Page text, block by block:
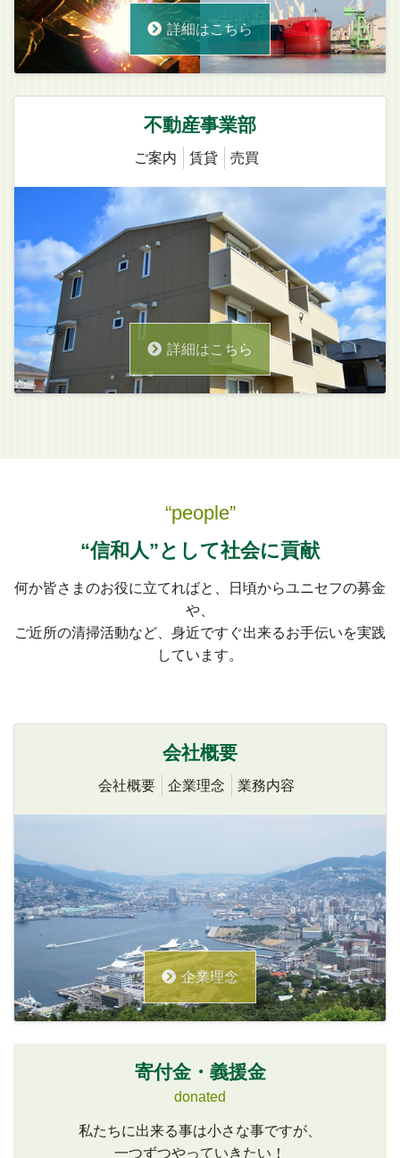
詳細はこちら
不動産事業部
ご案内 賃貸 売買
詳細はこちら
“people”
“信和人”として社会に貢献
何か皆さまのお役に立てればと、日頃からユニセフの募金
や、
ご近所の清掃活動など、身近ですぐ出来るお手伝いを実践
しています。
会社概要
会社概要 企業理念 業務内容
企業理念
寄付金・義援金
donated
私たちに出来る事は小さな事ですが、
一つずつやっていきたい！